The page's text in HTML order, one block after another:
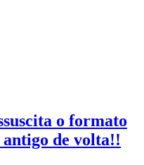
o formato
de volta!!